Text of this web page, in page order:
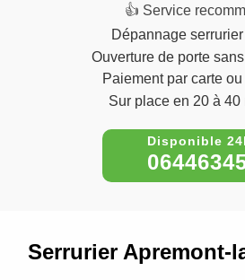
👍 Service
Dépannage
Ouverture de porte
Paiement par carte
Sur place en 20 à 40
Serrurier Apremont-